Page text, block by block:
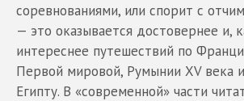
соревнованиями, или спорит с
— это оказывается достовернее и,
интереснее путешествий по
Первой мировой, Румынии XV века
Египту. В «современной» части